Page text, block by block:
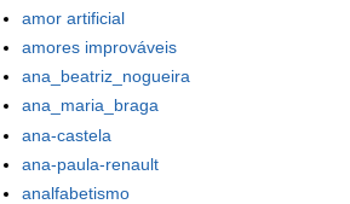
amor artificial
amores improváveis
ana_beatriz_nogueira
ana_maria_braga
ana-castela
ana-paula-renault
analfabetismo